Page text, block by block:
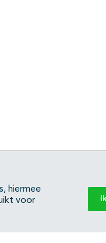
hiermee
voor